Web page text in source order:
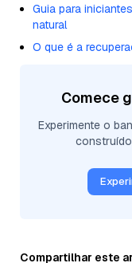
Guia para
natural
O que é a
Comece
Experimente o
Compartilhar este